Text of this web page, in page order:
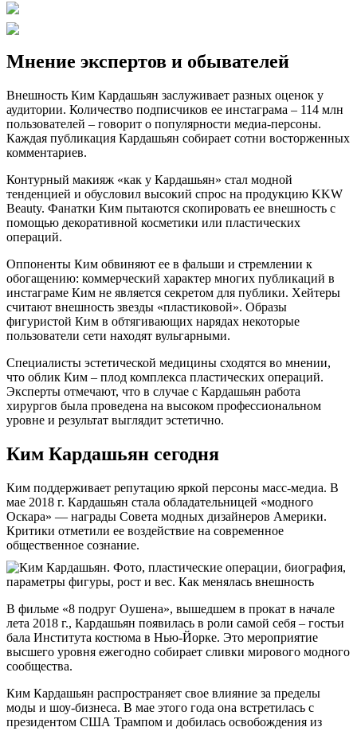
Мнение экспертов и обывателей
Внешность Ким Кардашьян заслуживает разных оценок у
аудитории. Количество подписчиков ее инстаграма – 114 млн
пользователей – говорит о популярности медиа-персоны.
Каждая публикация Кардашьян собирает сотни восторженных
комментариев.
Контурный макияж «как у Кардашьян» стал модной
тенденцией и обусловил высокий спрос на продукцию KKW
Beauty. Фанатки Ким пытаются скопировать ее внешность с
помощью декоративной косметики или пластических
операций.
Оппоненты Ким обвиняют ее в фальши и стремлении к
обогащению: коммерческий характер многих публикаций в
инстаграме Ким не является секретом для публики. Хейтеры
считают внешность звезды «пластиковой». Образы
фигуристой Ким в обтягивающих нарядах некоторые
пользователи сети находят вульгарными.
Специалисты эстетической медицины сходятся во мнении,
что облик Ким – плод комплекса пластических операций.
Эксперты отмечают, что в случае с Кардашьян работа
хирургов была проведена на высоком профессиональном
уровне и результат выглядит эстетично.
Ким Кардашьян сегодня
Ким поддерживает репутацию яркой персоны масс-медиа. В
мае 2018 г. Кардашьян стала обладательницей «модного
Оскара» — награды Совета модных дизайнеров Америки.
Критики отметили ее воздействие на современное
общественное сознание.
В фильме «8 подруг Оушена», вышедшем в прокат в начале
лета 2018 г., Кардашьян появилась в роли самой себя – гостьи
бала Института костюма в Нью-Йорке. Это мероприятие
высшего уровня ежегодно собирает сливки мирового модного
сообщества.
Ким Кардашьян распространяет свое влияние за пределы
моды и шоу-бизнеса. В мае этого года она встретилась с
президентом США Трампом и добилась освобождения из